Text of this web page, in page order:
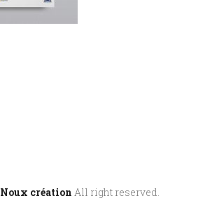
Noux création All right reserved.